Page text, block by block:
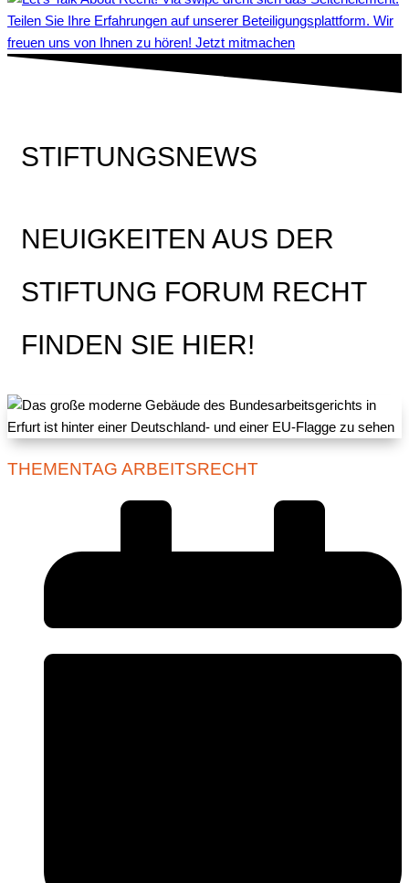
Teilen Sie Ihre Erfahrungen auf unserer Beteiligungsplattform. Wir
freuen uns von Ihnen zu hören! Jetzt mitmachen
STIFTUNGSNEWS
NEUIGKEITEN AUS DER
STIFTUNG FORUM RECHT
FINDEN SIE HIER!
THEMENTAG ARBEITSRECHT